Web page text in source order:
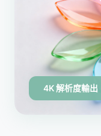
4K 解析度輸出